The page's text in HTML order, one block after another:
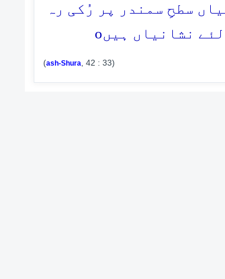
سطحِ سمندر پر رُکی رہ
نشانیاں ہیںo
(ash-Shura , 42 : 33)